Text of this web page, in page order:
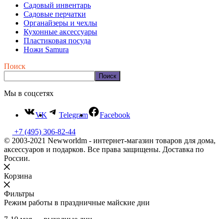
Садовый инвентарь
Садовые перчатки
Органайзеры и чехлы
Кухонные аксессуары
Пластиковая посуда
Ножи Samura
Поиск
Поиск
Мы в соцсетях
VK Telegram
Facebook
+7 (495) 306-82-44
© 2003-2021 Newworldm - интернет-магазин товаров для дома,
аксессуаров и подарков. Все права защищены. Доставка по
России.
Корзина
Фильтры
Режим работы в праздничные майские дни